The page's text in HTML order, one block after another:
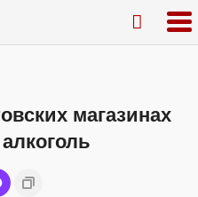
магазинах